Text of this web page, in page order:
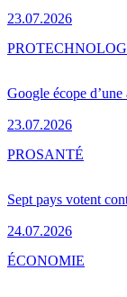
23.07.2026
Google écope
23.07.2026
PRO
Sept pays votent
24.07.2026
PROSANTÉ
ÉCONOMIE